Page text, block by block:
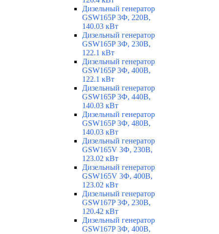
Дизельный генератор
GSW165P 3Ф, 220В,
140.03 кВт
Дизельный генератор
GSW165P 3Ф, 230В,
122.1 кВт
Дизельный генератор
GSW165P 3Ф, 400В,
122.1 кВт
Дизельный генератор
GSW165P 3Ф, 440В,
140.03 кВт
Дизельный генератор
GSW165P 3Ф, 480В,
140.03 кВт
Дизельный генератор
GSW165V 3Ф, 230В,
123.02 кВт
Дизельный генератор
GSW165V 3Ф, 400В,
123.02 кВт
Дизельный генератор
GSW167P 3Ф, 230В,
120.42 кВт
Дизельный генератор
GSW167P 3Ф, 400В,